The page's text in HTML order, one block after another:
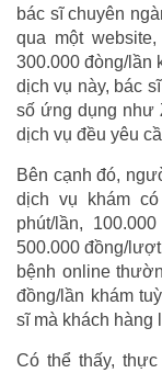
bác sĩ chuyên
qua một
300.000 đòng/lần
dịch vụ này, bác
số ứng dụng như
dịch vụ đều yêu
Bên cạnh đó,
dịch vụ khám
phút/lần,
500.000 đồng/
bệnh online
đồng/lần khám
sĩ mà khách hàng
Có thể thấy,